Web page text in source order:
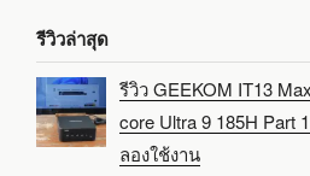
รีวิวล่าสุด
รีวิว GEEKOM IT13
core Ultra 9 185H Part
ลองใช้งาน